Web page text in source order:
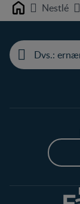
Home Nestlé